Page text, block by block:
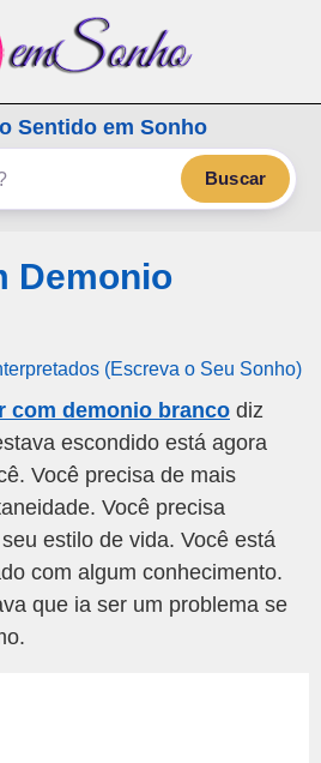
mais
Sentido em Sonho
Buscar
Demonio
(Escreva o Seu Sonho)
com demonio branco diz
escondido está agora
Você precisa de mais
Você precisa
estilo de vida. Você está
com algum conhecimento.
que ia ser um problema se